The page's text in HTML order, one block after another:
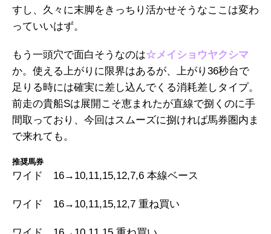
すし、久々に末脚をきっちり活かせそうなここは変わ
っていいはず。
もう一頭穴で面白そうなのは☆メイショウヤクシマ
か。使える上がりに限界はあるが、上がり36秒台で
足りる時には確実に差し込んでくる消耗差しタイプ。
前走の貴船Sは展開こそ恵まれたが直線で捌くのに手
間取っており、今回はスムーズに捌ければ馬券圏内ま
で来れても。
推奨馬券
ワイド 16→10,11,15,12,7,6 本線ベース
ワイド 16→10,11,15,12,7 重ね買い